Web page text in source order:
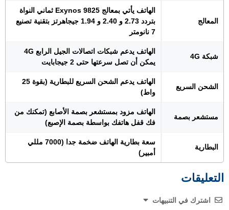
المعالج
الهاتف يأتي بمعالج Exynos 9825 ثماني النواة
بتردد 2.73 و 2.40 و 1.94 جيجاهرتز بتقنية تصنيع
7 نانومتر
شبكة 4G
الهاتف يدعم شبكات اتصالات الجيل الرابع 4G
يمكن أن تصل سرعتها حتى 2 جيجابايت
الشحن السريع
الهاتف يدعم الشحن السريع للبطارية (بقوة 25
واط)
مستشعر بصمة
الهاتف مزود بمستشعر بصمة الأصابع (تمكنك من
فك قفل هاتفك بواسطة بصمة الإصبع)
البطارية
سعة بطارية الهاتف ضخمة جدا (7000 مللي
أمبير)
التعليقات
اشترك في التنبيهات